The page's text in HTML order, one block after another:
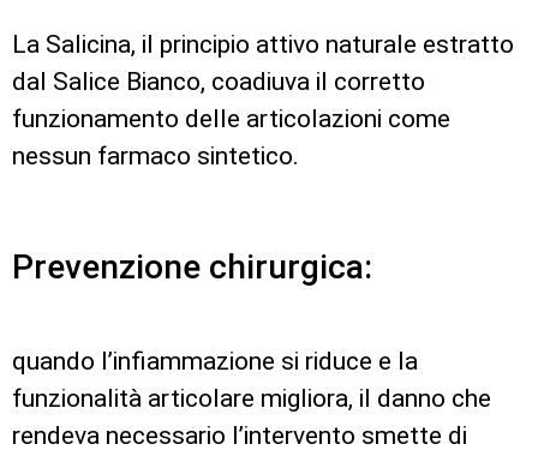
La Salicina, il principio attivo naturale estratto
dal Salice Bianco, coadiuva il corretto
funzionamento delle articolazioni come
nessun farmaco sintetico.
Prevenzione chirurgica:
quando l’infiammazione si riduce e la
funzionalità articolare migliora, il danno che
rendeva necessario l’intervento smette di